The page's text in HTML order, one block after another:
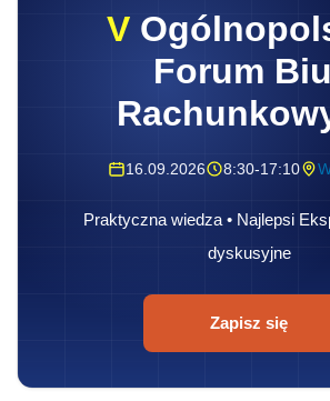
V
Forum
16.09.2026 8:30-17:10
Praktyczna wiedza • Najlepsi
dyskusyjne
Zapisz się